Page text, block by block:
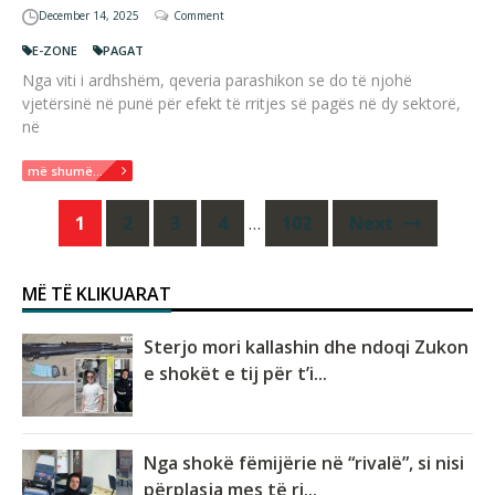
December 14, 2025 Comment
E-ZONE PAGAT
Nga viti i ardhshëm, qeveria parashikon se do të njohë
vjetërsinë në punë për efekt të rritjes së pagës në dy sektorë,
në
më shumë...
Posts
navigation
1 2 3 4 … 102 Next
MË TË KLIKUARAT
Sterjo mori kallashin dhe ndoqi Zukon
e shokët e tij për t’i...
Nga shokë fëmijërie në “rivalë”, si nisi
përplasja mes të ri...